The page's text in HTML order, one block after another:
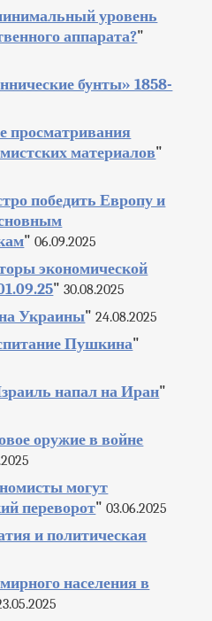
уровень
аппарата?"
бунты» 1858-
просматривания
материалов"
победить Европу и
" 06.09.2025
экономической
" 30.08.2025
Украины" 24.08.2025
Пушкина"
напал на Иран"
оружие в войне
могут
переворот" 03.06.2025
и политическая
населения в